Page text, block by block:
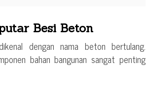
Besi Beton
dengan nama beton bertulang.
bahan bangunan sangat penting